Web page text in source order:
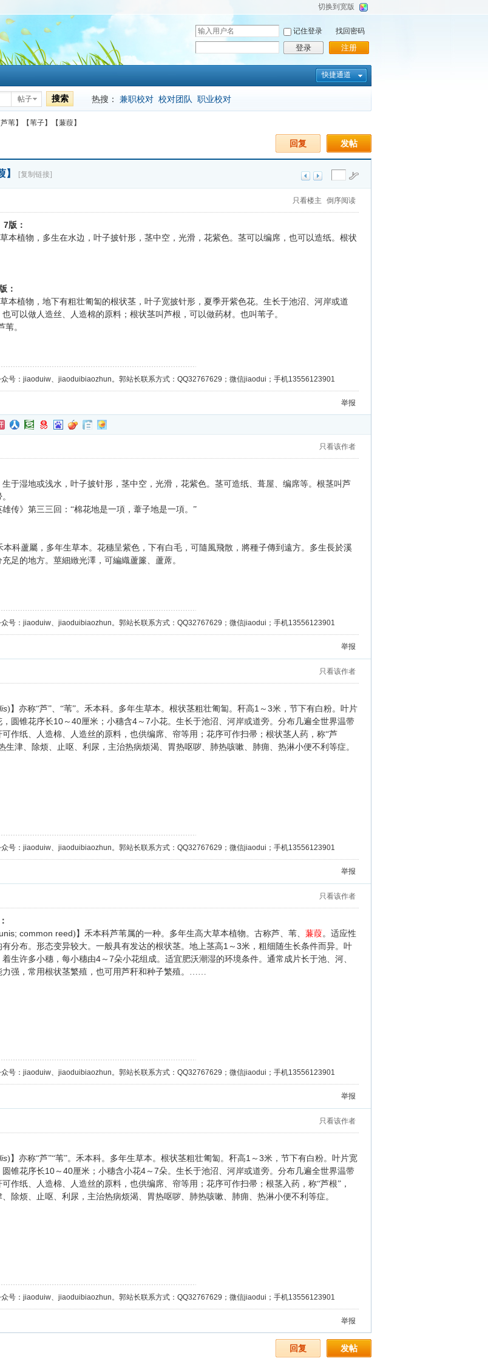
切换到宽版
用
户
名
记住登录
登录
找回密码
注册
快捷通道
帖子 搜索 热搜： 兼职校对 校对团队 职业校对
芦苇】【苇子】【蒹葭】
发帖
回复
】 [复制链接]
只看楼主 倒序阅读
7版：
本植物，多生在水边，叶子披针形，茎中空，光滑，花紫色。茎可以编席，也可以造纸。根状
：
本植物，地下有粗壮匍匐的根状茎，叶子宽披针形，夏季开紫色花。生长于池沼、河岸或道
可以做人造丝、人造棉的原料；根状茎叫芦根，可以做药材。也叫苇子。
苇。
号：jiaoduiw、jiaoduibiaozhun。郭站长联系方式：QQ32767629；微信jiaodui；手机13556123901
举报
只看该作者
生于湿地或浅水，叶子披针形，茎中空，光滑，花紫色。茎可造纸、葺屋、编席等。根茎叫芦
雄传》第三三回：“棉花地是一項，葦子地是一項。”
本科蘆屬，多年生草本。花穗呈紫色，下有白毛，可隨風飛散，將種子傳到遠方。多生長於溪
足的地方。莖細緻光澤，可編織蘆簾、蘆蓆。
号：jiaoduiw、jiaoduibiaozhun。郭站长联系方式：QQ32767629；微信jiaodui；手机13556123901
举报
只看该作者
)】亦称“芦”、“苇”。禾本科。多年生草本。根状茎粗壮匍匐。秆高1 ～ 3米，节下有白粉。叶片
圆锥花序长10 ～ 40厘米；小穗含4 ～ 7小花。生长于池沼、河岸或道旁。分布几遍全世界温带
作纸、人造棉、人造丝的原料，也供编席、帘等用；花序可作扫帚；根状茎人药，称“芦
生津、除烦、止呕、利尿，主治热病烦渴、胃热呕哕、肺热咳嗽、肺痈、热淋小便不利等症。
号：jiaoduiw、jiaoduibiaozhun。郭站长联系方式：QQ32767629；微信jiaodui；手机13556123901
举报
只看该作者
common reed)】禾本科芦苇属的一种。多年生高大草本植物。古称芦、苇、 蒹葭。适应性
分布。形态变异较大。一般具有发达的根状茎。地上茎高1 ～ 3米，粗细随生长条件而异。叶
生许多小穗，每小穗由4 ～ 7朵小花组成。适宜肥沃潮湿的环境条件。通常成片长于池、河、
力强，常用根状茎繁殖，也可用芦秆和种子繁殖。……
号：jiaoduiw、jiaoduibiaozhun。郭站长联系方式：QQ32767629；微信jiaodui；手机13556123901
举报
只看该作者
)】亦称“芦”“苇”。禾本科。多年生草本。根状茎粗壮匍匐。秆高1 ～ 3米，节下有白粉。叶片宽
锥花序长10 ～ 40厘米；小穗含小花4 ～ 7朵。生长于池沼、河岸或道旁。分布几遍全世界温带
作纸、人造棉、人造丝的原料，也供编席、帘等用；花序可作扫帚；根茎入药，称“芦根”，
除烦、止呕、利尿，主治热病烦渴、胃热呕哕、肺热咳嗽、肺痈、热淋小便不利等症。
号：jiaoduiw、jiaoduibiaozhun。郭站长联系方式：QQ32767629；微信jiaodui；手机13556123901
举报
发帖
回复